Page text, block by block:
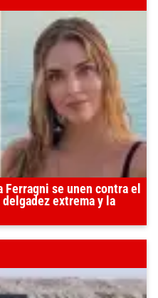
Ferragni se unen contra el
extrema y la